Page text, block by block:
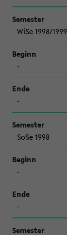
WiSe 1998/1999
-
-
SoSe 1998
-
-